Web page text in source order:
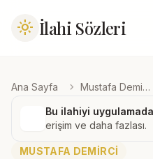
light_mode İlahi Sözleri
Ana Sayfa chevron_right Mustafa Demirci
Bu ilahiyi
erişim ve daha fazlası.
MUSTAFA DEMIRCI